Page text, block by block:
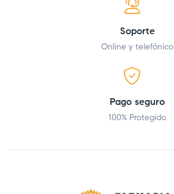
Soporte
Online y telefónico
Pago seguro
100% Protegido